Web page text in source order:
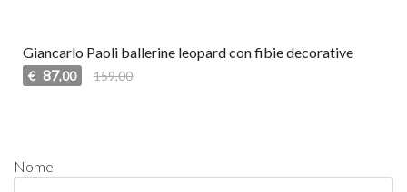
Giancarlo Paoli ballerine leopard con fibie decorative
€ 87,00 159,00
Nome